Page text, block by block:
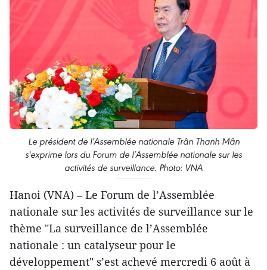
Le président de l’Assemblée nationale Trân Thanh Mân
s'exprime lors du Forum de l’Assemblée nationale sur les
activités de surveillance. Photo: VNA
Hanoi (VNA) – Le Forum de l’Assemblée
nationale sur les activités de surveillance sur le
thème "La surveillance de l’Assemblée
nationale : un catalyseur pour le
développement" s’est achevé mercredi 6 août à